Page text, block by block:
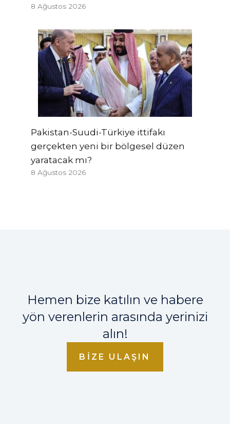
8 Ağustos 2026
Pakistan-Suudi-Türkiye ittifakı
gerçekten yeni bir bölgesel düzen
yaratacak mı?
8 Ağustos 2026
Hemen bize katılın ve habere
yön verenlerin arasında yerinizi
alın!
BIZE ULAŞIN